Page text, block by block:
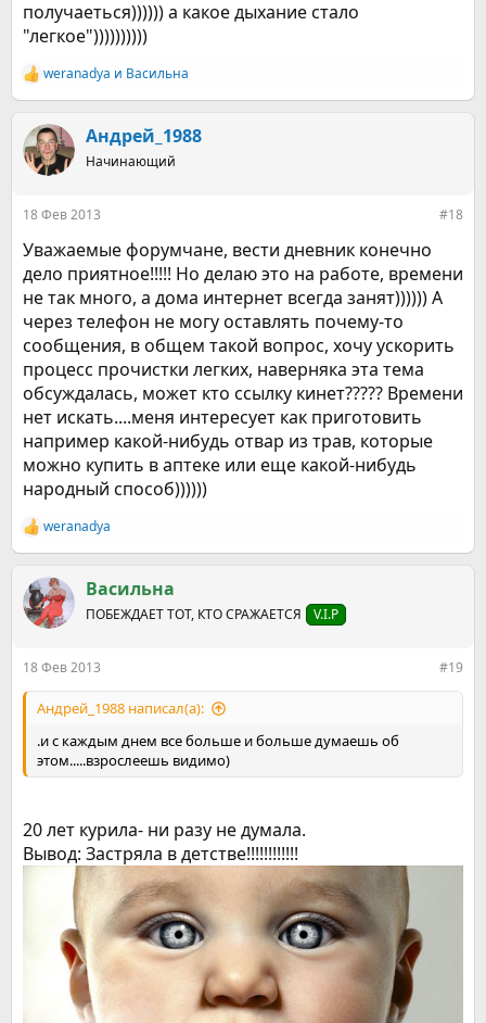
получаеться)))))) а какое дыхание стало
"легкое"))))))))))
Р
е
к
ц
и
weranadya и Васильна
Андрей_1988
Начинающий
18 Фев 2013 #18
Уважаемые форумчане, вести дневник конечно
дело приятное!!!!! Но делаю это на работе, времени
не так много, а дома интернет всегда занят)))))) А
через телефон не могу оставлять почему-то
сообщения, в общем такой вопрос, хочу ускорить
процесс прочистки легких, наверняка эта тема
обсуждалась, может кто ссылку кинет????? Времени
нет искать....меня интересует как приготовить
например какой-нибудь отвар из трав, которые
можно купить в аптеке или еще какой-нибудь
народный способ))))))
Р
е
к
ц
и
weranadya
Васильна
ПОБЕЖДАЕТ ТОТ, КТО СРАЖАЕТСЯ V.I.P
18 Фев 2013 #19
Андрей_1988 написал(а):
.и с каждым днем все больше и больше думаешь об
этом.....взрослеешь видимо)
20 лет курила- ни разу не думала.
Вывод: Застряла в детстве!!!!!!!!!!!!